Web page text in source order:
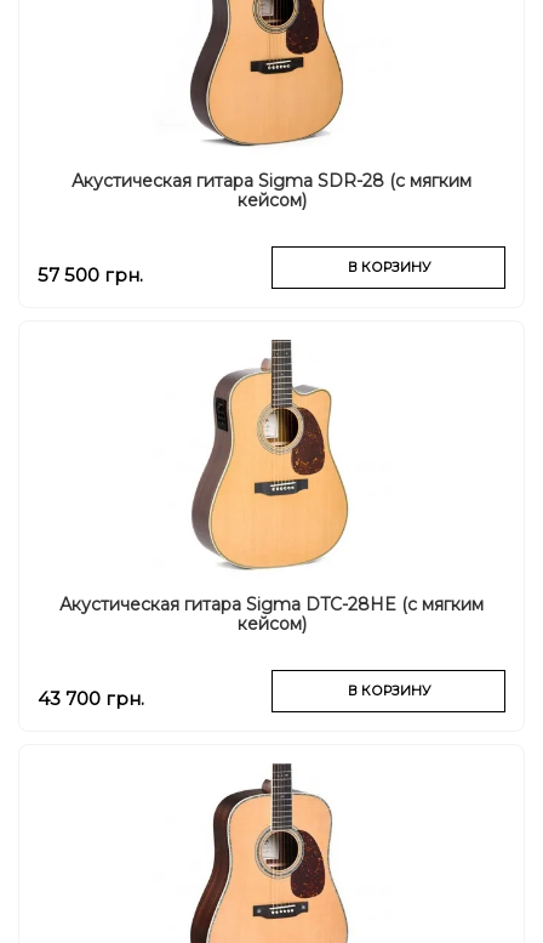
Акустическая гитара Sigma SDR-28 (с мягким
кейсом)
57 500 грн. В КОРЗИНУ
Акустическая гитара Sigma DTC-28HE (с мягким
кейсом)
43 700 грн. В КОРЗИНУ